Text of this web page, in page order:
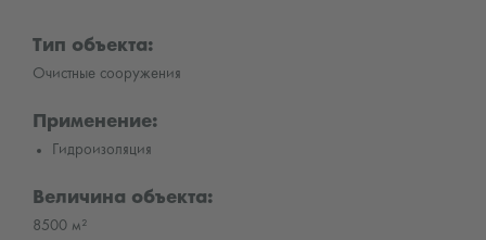
Тип объекта:
Очистные сооружения
Применение:
Гидроизоляция
Величина объекта:
8500 м²